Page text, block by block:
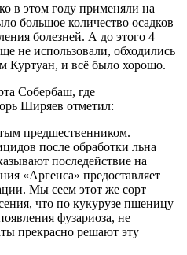
в этом году применяли на
большое количество осадков
болезней. А до этого 4
не использовали, обходились
Куртуан, и всё было хорошо.
Собербаш, где
Ширяев отметил:
предшественником.
после обработки льна
последействие на
«Аргенса» предоставляет
Мы сеем этот же сорт
что по кукурузе пшеницу
фузариоза, не
прекрасно решают эту